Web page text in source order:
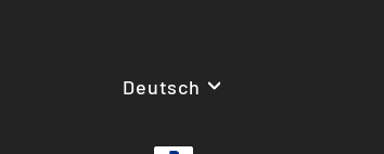
Sprache
Deutsch